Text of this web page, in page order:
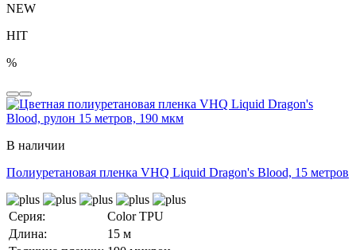
NEW
HIT
%
В наличии
Полиуретановая пленка VHQ Liquid Dragon's Blood, 15 метров
Серия:
Color TPU
Длина:
15 м